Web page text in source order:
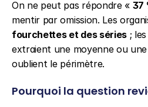
On ne peut pas répondre « 37
fourchettes et des séries ;
extraient une moyenne ou
oublient le périmètre.
Pourquoi la question